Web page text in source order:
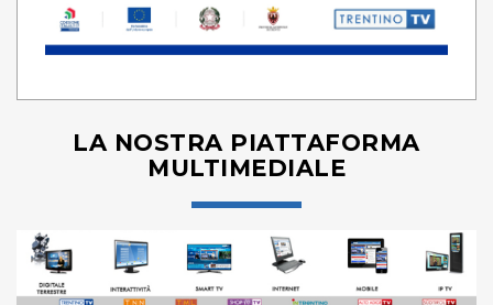
LA NOSTRA PIATTAFORMA
MULTIMEDIALE